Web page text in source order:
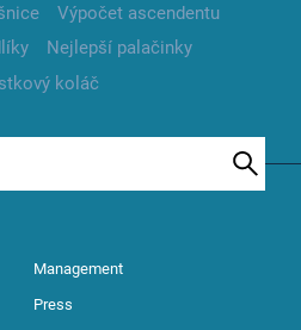
Výpočet ascendentu
Nejlepší palačinky
koláč
Management
Press